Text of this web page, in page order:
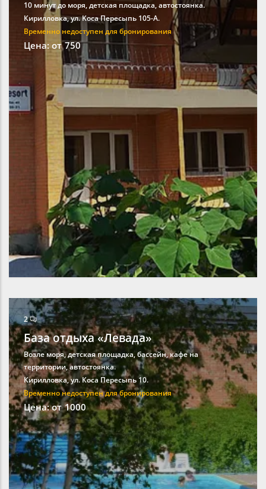
10 минут до моря, детская площадка, автостоянка.
Кирилловка, ул. Kоса Пересыпь 105-А.
Временно недоступен для бронирования
Цена: от 750
2
База отдыха «Левада»
Возле моря, детская площадка, бассейн, кафе на
территории, автостоянка.
Кирилловка, ул. Коса Пересыпь 10.
Временно недоступен для бронирования
Цена: от 1000